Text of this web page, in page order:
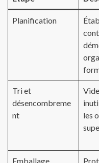
Planification
Tri et
désencombreme
nt
les
Emballage